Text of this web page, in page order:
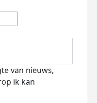
van nieuws,
ik kan